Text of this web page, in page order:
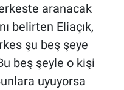
aranacak
belirten Eliaçık,
şu beş şeye
beş şeyle o kişi
uyuyorsa